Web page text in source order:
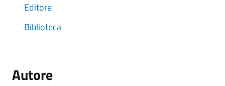
Editore
Biblioteca
Autore